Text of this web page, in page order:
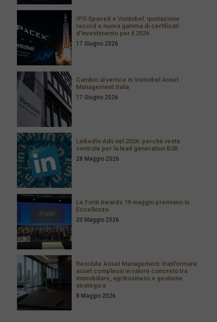
IPO SpaceX e Vontobel: quotazione
record e nuova gamma di certificati
d’investimento per il 2026
17 Giugno 2026
Cambio al vertice in Vontobel Asset
Management Italia
17 Giugno 2026
LinkedIn Ads nel 2026: perché resta
centrale per la lead generation B2B
28 Maggio 2026
Le Fonti Awards 19 maggio premiano le
Eccellenze
20 Maggio 2026
Resolute Asset Management: trasformare
asset complessi in valore concreto tra
immobiliare, agribusiness e gestione
strategica
8 Maggio 2026